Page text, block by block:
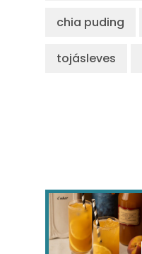
chia puding
tojásleves